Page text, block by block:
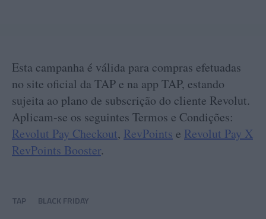
Esta campanha é válida para compras efetuadas
no site oficial da TAP e na app TAP, estando
sujeita ao plano de subscrição do cliente Revolut.
Aplicam-se os seguintes Termos e Condições:
Revolut Pay Checkout, RevPoints e Revolut Pay X
RevPoints Booster.
TAP BLACK FRIDAY